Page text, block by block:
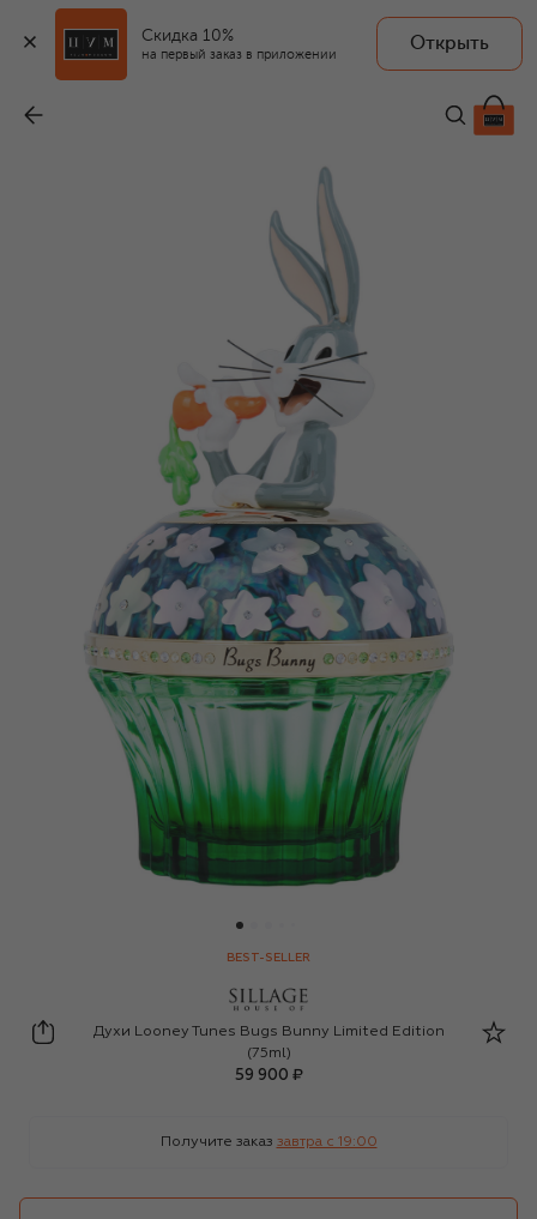
Скидка 10%
на первый заказ в приложении
Открыть
59 900 ₽
BEST-SELLER
House of Sillage
Духи Looney Tunes Bugs Bunny Limited Edition
(75ml)
59 900 ₽
Получите заказ завтра c 19:00